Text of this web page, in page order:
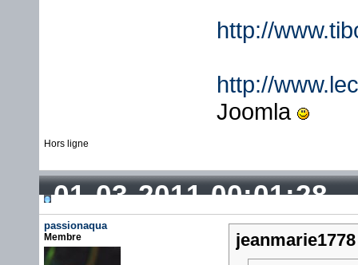
http://
http://
Joomla
Hors ligne
01-03-2011 00:01:28
passionaqua
Membre